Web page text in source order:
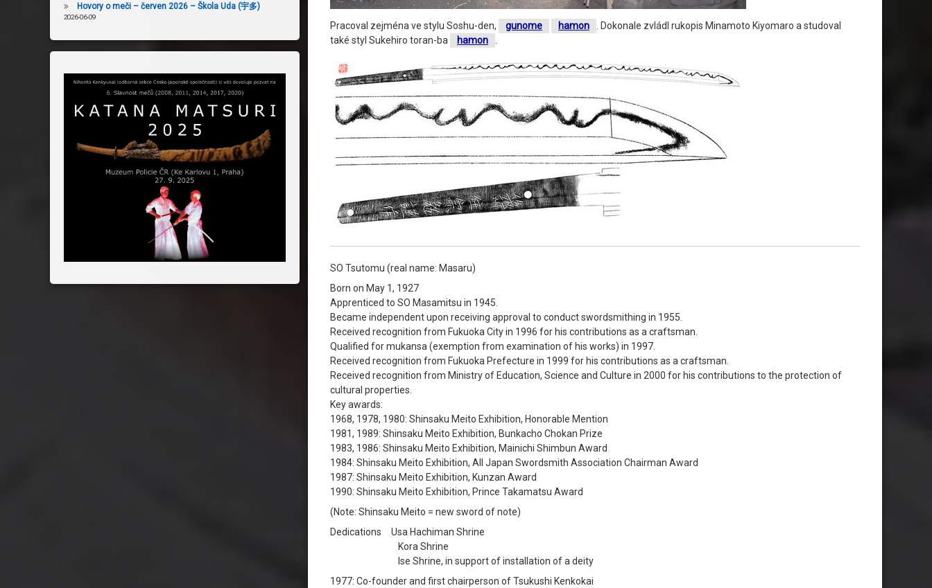
Pracoval zejména ve stylu Soshu-den, gunome hamon
. Dokonale zvládl rukopis Minamoto Kiyomaro a studoval
také styl Sukehiro toran-ba
hamon
SO Tsutomu (real name: Masaru)
Born on May 1, 1927
Apprenticed to SO Masamitsu in 1945.
Became independent upon receiving approval to conduct swordsmithing in 1955.
Received recognition from Fukuoka City in 1996 for his contributions as a craftsman.
Qualified for mukansa (exemption from examination of his works) in 1997.
Received recognition from Fukuoka Prefecture in 1999 for his contributions as a craftsman.
Received recognition from Ministry of Education, Science and Culture in 2000 for his contributions to the protection of
cultural properties.
Key awards:
1968, 1978, 1980: Shinsaku Meito Exhibition, Honorable Mention
1981, 1989: Shinsaku Meito Exhibition, Bunkacho Chokan Prize
1983, 1986: Shinsaku Meito Exhibition, Mainichi Shimbun Award
1984: Shinsaku Meito Exhibition, All Japan Swordsmith Association Chairman Award
1987: Shinsaku Meito Exhibition, Kunzan Award
1990: Shinsaku Meito Exhibition, Prince Takamatsu Award
(Note: Shinsaku Meito = new sword of note)
Dedications Usa Hachiman Shrine
Kora Shrine
Ise Shrine, in support of installation of a deity
1977: Co-founder and first chairperson of Tsukushi Kenkokai
Hovory o meči – červen 2026 – Škola Uda (宇多)
2026-06-09